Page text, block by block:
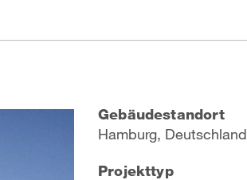
Gebäudestandort
Hamburg, Deutschland
Projekttyp